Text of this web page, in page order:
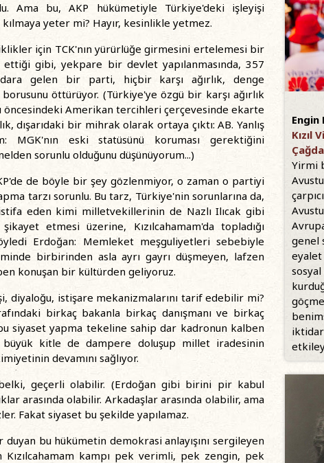
Ama bu, AKP hükümetiyle Türkiye'deki işleyişi
yeter mi? Hayır, kesinlikle yetmez.
için TCK'nın yürürlüğe girmesini ertelemesi bir
gibi, yekpare bir devlet yapılanmasında, 357
gelen bir parti, hiçbir karşı ağırlık, denge
öttürüyor. (Türkiye'ye özgü bir karşı ağırlık
öncesindeki Amerikan tercihleri çerçevesinde ekarte
dışarıdaki bir mihrak olarak ortaya çıktı: AB. Yanlış
MGK'nın eski statüsünü koruması gerektiğini
sorunlu olduğunu düşünüyorum...)
de böyle bir şey gözlenmiyor, o zaman o partiyi
tarzı sorunlu. Bu tarz, Türkiye'nin sorunlarına da,
eden kimi milletvekillerinin de Nazlı Ilıcak gibi
etmesi üzerine, Kızılcahamam'da topladığı
Erdoğan: Memleket meşguliyetleri sebebiyle
birbirinden asla ayrı gayrı düşmeyen, lafzen
konuşan bir kültürden geliyoruz.
diyaloğu, istişare mekanizmalarını tarif edebilir mi?
birkaç bakanla birkaç danışmanı ve birkaç
siyaset yapma tekeline sahip dar kadronun kalben
kitle de dampere doluşup millet iradesinin
devamını sağlıyor.
geçerli olabilir. (Erdoğan gibi birini pir kabul
arasında olabilir. Arkadaşlar arasında olabilir, ama
Fakat siyaset bu şekilde yapılamaz.
bu hükümetin demokrasi anlayışını sergileyen
kampı pek verimli, pek zengin, pek
Engin
Kızıl
Yirmi
genel
eyalet